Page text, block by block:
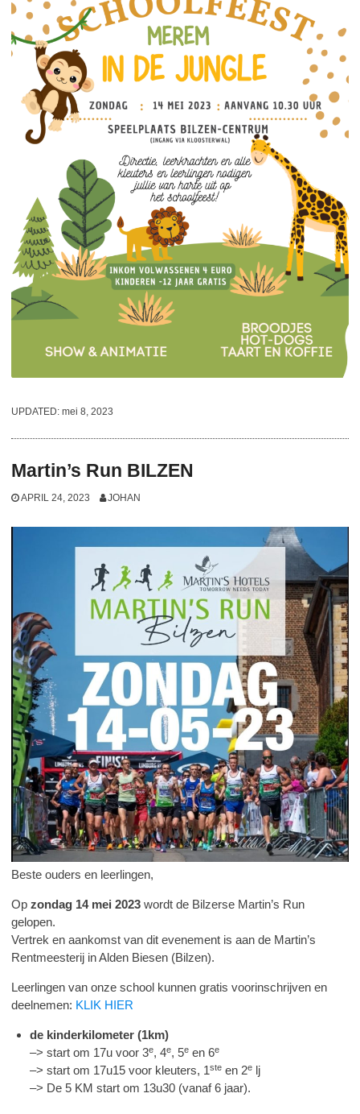
UPDATED:mei 8, 2023
Martin’s Run BILZEN
APRIL 24, 2023 JOHAN
Beste ouders en leerlingen,
Opzondag 14 mei 2023 wordt de Bilzerse Martin’s Run
gelopen.
Vertrek en aankomst van dit evenement is aan de Martin’s
Rentmeesterij in Alden Biesen (Bilzen).
Leerlingen van onze school kunnen gratis voorinschrijven en
deelnemen: KLIK HIER
de kinderkilometer (1km)
–> start om 17u voor 3e, 4e, 5een 6e
–> start om 17u15 voor kleuters, 1steen 2elj
–> De 5 KM start om 13u30 (vanaf 6 jaar).